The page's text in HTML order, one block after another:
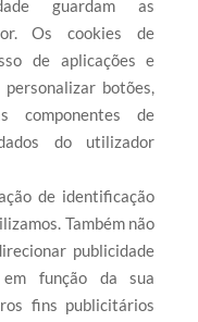
guardam as
Os cookies de
de aplicações e
botões,
componentes de
do utilizador
de identificação
Também não
publicidade
função da sua
fins publicitários